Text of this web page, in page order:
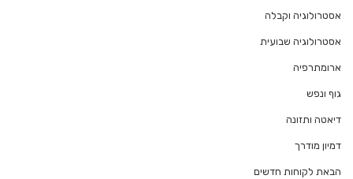
אסטרולוגיה וקבלה
אסטרולוגיה שבועית
ארומתרפיה
גוף ונפש
דיאטה ותזונה
דמיון מודרך
הבאת לקוחות חדשים